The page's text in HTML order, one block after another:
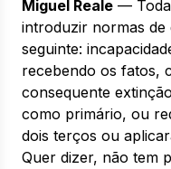
Miguel Reale —
introduzir normas de
seguinte:
recebendo os fatos,
consequente
como primário, ou
dois terços ou
Quer dizer, não tem